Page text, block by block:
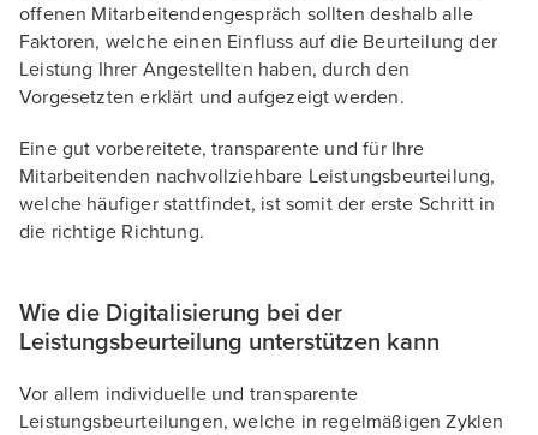
offenen Mitarbeitendengespräch sollten deshalb alle
Faktoren, welche einen Einfluss auf die Beurteilung der
Leistung Ihrer Angestellten haben, durch den
Vorgesetzten erklärt und aufgezeigt werden.
Eine gut vorbereitete, transparente und für Ihre
Mitarbeitenden nachvollziehbare Leistungsbeurteilung,
welche häufiger stattfindet, ist somit der erste Schritt in
die richtige Richtung.
Wie die Digitalisierung bei der
Leistungsbeurteilung unterstützen kann
Vor allem individuelle und transparente
Leistungsbeurteilungen, welche in regelmäßigen Zyklen